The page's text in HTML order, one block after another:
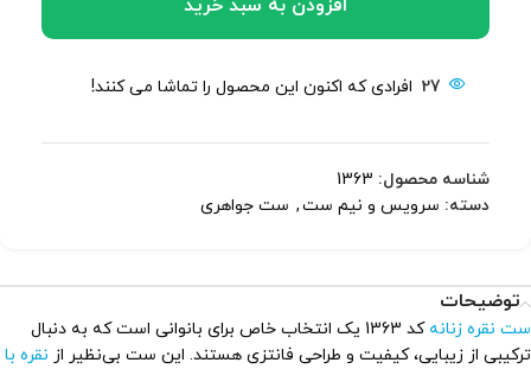
افزودن به سبد خرید
27 افرادی که اکنون این محصول را تماشا می کنند!
شناسه محصول: 1363
دسته: سرویس و نیم ست, ست جواهری
توضیحات
ست نقره زنانه
کد 1363 یک انتخاب خاص برای بانوانی است که به دنبال
ترکیبی از زیبایی، کیفیت و طراحی فانتزی هستند. این ست بی‌نظیر از نقره با